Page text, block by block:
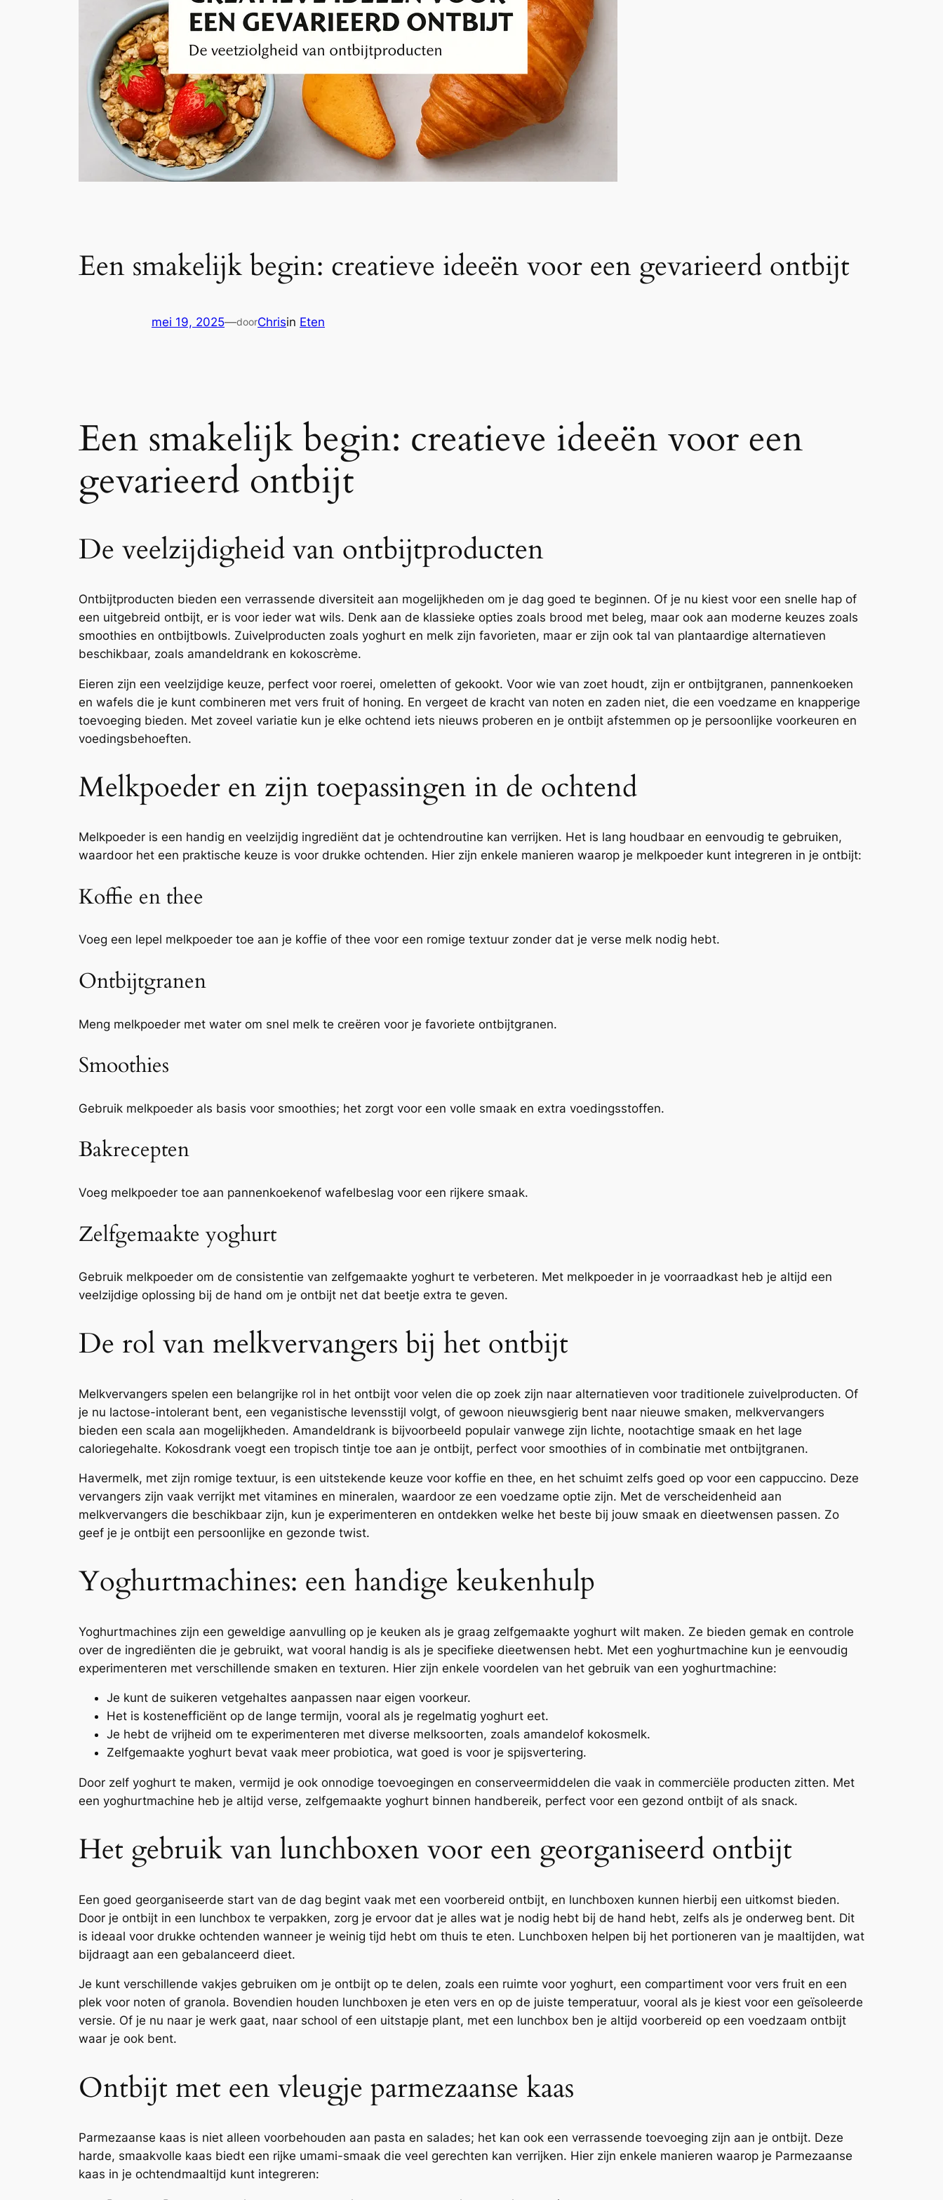
Een smakelijk begin: creatieve ideeën voor een gevarieerd ontbijt
mei 19, 2025—doorChrisin Eten
Een smakelijk begin: creatieve ideeën voor een
gevarieerd ontbijt
De veelzijdigheid van ontbijtproducten
Ontbijtproducten bieden een verrassende diversiteit aan mogelijkheden om je dag goed te beginnen. Of je nu kiest voor een snelle hap of
een uitgebreid ontbijt, er is voor ieder wat wils. Denk aan de klassieke opties zoals brood met beleg, maar ook aan moderne keuzes zoals
smoothies en ontbijtbowls. Zuivelproducten zoals yoghurt en melk zijn favorieten, maar er zijn ook tal van plantaardige alternatieven
beschikbaar, zoals amandeldrank en kokoscrème.
Eieren zijn een veelzijdige keuze, perfect voor roerei, omeletten of gekookt. Voor wie van zoet houdt, zijn er ontbijtgranen, pannenkoeken
en wafels die je kunt combineren met vers fruit of honing. En vergeet de kracht van noten en zaden niet, die een voedzame en knapperige
toevoeging bieden. Met zoveel variatie kun je elke ochtend iets nieuws proberen en je ontbijt afstemmen op je persoonlijke voorkeuren en
voedingsbehoeften.
Melkpoeder en zijn toepassingen in de ochtend
Melkpoeder is een handig en veelzijdig ingrediënt dat je ochtendroutine kan verrijken. Het is lang houdbaar en eenvoudig te gebruiken,
waardoor het een praktische keuze is voor drukke ochtenden. Hier zijn enkele manieren waarop je melkpoeder kunt integreren in je ontbijt:
Koffie en thee
Voeg een lepel melkpoeder toe aan je koffie of thee voor een romige textuur zonder dat je verse melk nodig hebt.
Ontbijtgranen
Meng melkpoeder met water om snel melk te creëren voor je favoriete ontbijtgranen.
Smoothies
Gebruik melkpoeder als basis voor smoothies; het zorgt voor een volle smaak en extra voedingsstoffen.
Bakrecepten
Voeg melkpoeder toe aan pannenkoekenof wafelbeslag voor een rijkere smaak.
Zelfgemaakte yoghurt
Gebruik melkpoeder om de consistentie van zelfgemaakte yoghurt te verbeteren. Met melkpoeder in je voorraadkast heb je altijd een
veelzijdige oplossing bij de hand om je ontbijt net dat beetje extra te geven.
De rol van melkvervangers bij het ontbijt
Melkvervangers spelen een belangrijke rol in het ontbijt voor velen die op zoek zijn naar alternatieven voor traditionele zuivelproducten. Of
je nu lactose-intolerant bent, een veganistische levensstijl volgt, of gewoon nieuwsgierig bent naar nieuwe smaken, melkvervangers
bieden een scala aan mogelijkheden. Amandeldrank is bijvoorbeeld populair vanwege zijn lichte, nootachtige smaak en het lage
caloriegehalte. Kokosdrank voegt een tropisch tintje toe aan je ontbijt, perfect voor smoothies of in combinatie met ontbijtgranen.
Havermelk, met zijn romige textuur, is een uitstekende keuze voor koffie en thee, en het schuimt zelfs goed op voor een cappuccino. Deze
vervangers zijn vaak verrijkt met vitamines en mineralen, waardoor ze een voedzame optie zijn. Met de verscheidenheid aan
melkvervangers die beschikbaar zijn, kun je experimenteren en ontdekken welke het beste bij jouw smaak en dieetwensen passen. Zo
geef je je ontbijt een persoonlijke en gezonde twist.
Yoghurtmachines: een handige keukenhulp
Yoghurtmachines zijn een geweldige aanvulling op je keuken als je graag zelfgemaakte yoghurt wilt maken. Ze bieden gemak en controle
over de ingrediënten die je gebruikt, wat vooral handig is als je specifieke dieetwensen hebt. Met een yoghurtmachine kun je eenvoudig
experimenteren met verschillende smaken en texturen. Hier zijn enkele voordelen van het gebruik van een yoghurtmachine:
Je kunt de suikeren vetgehaltes aanpassen naar eigen voorkeur.
Het is kostenefficiënt op de lange termijn, vooral als je regelmatig yoghurt eet.
Je hebt de vrijheid om te experimenteren met diverse melksoorten, zoals amandelof kokosmelk.
Zelfgemaakte yoghurt bevat vaak meer probiotica, wat goed is voor je spijsvertering.
Door zelf yoghurt te maken, vermijd je ook onnodige toevoegingen en conserveermiddelen die vaak in commerciële producten zitten. Met
een yoghurtmachine heb je altijd verse, zelfgemaakte yoghurt binnen handbereik, perfect voor een gezond ontbijt of als snack.
Het gebruik van lunchboxen voor een georganiseerd ontbijt
Een goed georganiseerde start van de dag begint vaak met een voorbereid ontbijt, en lunchboxen kunnen hierbij een uitkomst bieden.
Door je ontbijt in een lunchbox te verpakken, zorg je ervoor dat je alles wat je nodig hebt bij de hand hebt, zelfs als je onderweg bent. Dit
is ideaal voor drukke ochtenden wanneer je weinig tijd hebt om thuis te eten. Lunchboxen helpen bij het portioneren van je maaltijden, wat
bijdraagt aan een gebalanceerd dieet.
Je kunt verschillende vakjes gebruiken om je ontbijt op te delen, zoals een ruimte voor yoghurt, een compartiment voor vers fruit en een
plek voor noten of granola. Bovendien houden lunchboxen je eten vers en op de juiste temperatuur, vooral als je kiest voor een geïsoleerde
versie. Of je nu naar je werk gaat, naar school of een uitstapje plant, met een lunchbox ben je altijd voorbereid op een voedzaam ontbijt
waar je ook bent.
Ontbijt met een vleugje parmezaanse kaas
Parmezaanse kaas is niet alleen voorbehouden aan pasta en salades; het kan ook een verrassende toevoeging zijn aan je ontbijt. Deze
harde, smaakvolle kaas biedt een rijke umami-smaak die veel gerechten kan verrijken. Hier zijn enkele manieren waarop je Parmezaanse
kaas in je ochtendmaaltijd kunt integreren: